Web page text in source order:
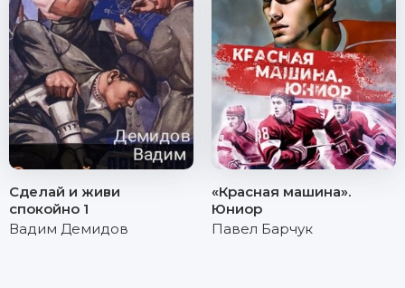
Сделай и живи
спокойно 1
Вадим Демидов
«Красная машина».
Юниор
Павел Барчук